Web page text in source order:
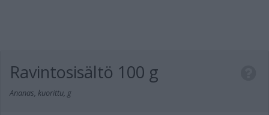
Ravintosisältö 100 g
Ananas, kuorittu, g